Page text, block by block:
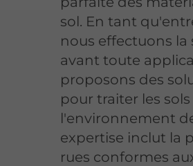
sol. En tant
nous effectuons
avant toute
proposons des
pour traiter les
l'environnement
expertise inclut la
rues conformes